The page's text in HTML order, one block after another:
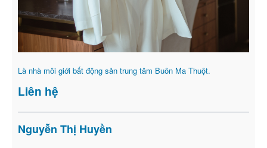
Là nhà môi giới bất động sản trung tâm Buôn Ma Thuột.
Liên hệ
Nguyễn Thị Huyền